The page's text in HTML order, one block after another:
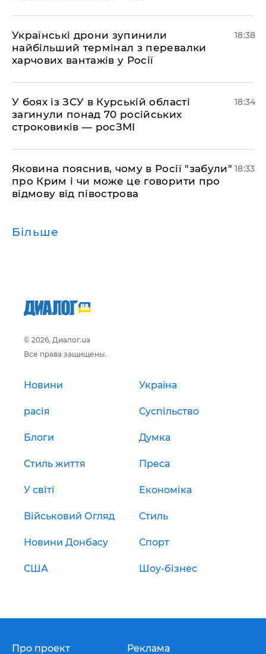
​Українські дрони зупинили
найбільший термінал з перевалки
харчових вантажів у Росії
18:38
​У боях із ЗСУ в Курській області
загинули понад 70 російських
строковиків — росЗМІ
18:34
​Яковина пояснив, чому в Росії "забули"
про Крим і чи може це говорити про
відмову від півострова
18:33
Більше
© 2026, Диалог.ua
Все права защищены.
Новини Україна
расія Суспільство
Блоги Думка
Стиль життя Преса
У світі Економіка
Військовий Огляд Стиль
Новини Донбасу Спорт
США Шоу-бізнес
Про проект Реклама